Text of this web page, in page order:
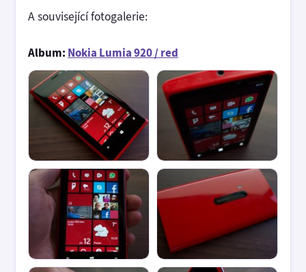
A související fotogalerie:
Album: Nokia Lumia 920 / red